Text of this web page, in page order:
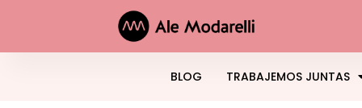
BLOG TRABAJEMOS JUNTAS